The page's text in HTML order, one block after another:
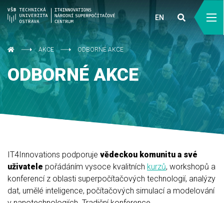
EN
AKCE ODBORNÉ AKCE
ODBORNÉ AKCE
IT4Innovations podporuje vědeckou komunitu a své
uživatele pořádáním vysoce kvalitních kurzů, workshopů a
konferencí z oblasti superpočítačových technologií, analýzy
dat, umělé inteligence, počítačových simulací a modelování